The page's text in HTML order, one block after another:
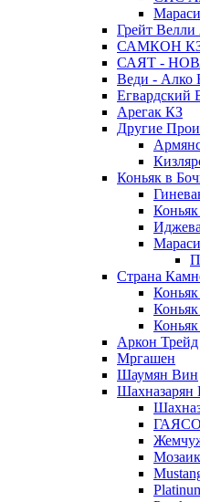
Грейт
САМКОН
САЯТ -
Веди - Алко
Егвардский
Арегак КЗ
Другие
Коньяк в
Мараси
Страна
Аркон Трейд
Мргашен
Шаумян Вин